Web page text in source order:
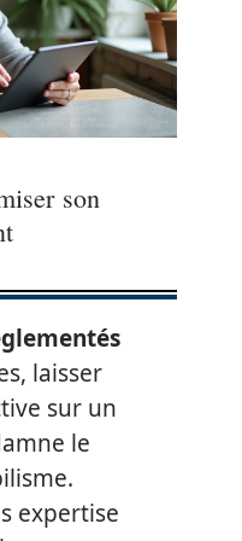
son
laisser
sur un
le
expertise